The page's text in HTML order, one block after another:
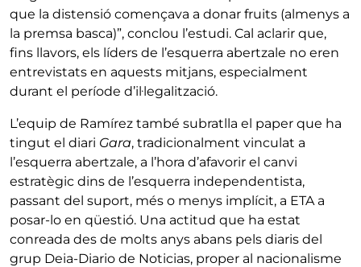
que la distensió començava a donar fruits (almenys a
la premsa basca)”, conclou l’estudi. Cal aclarir que,
fins llavors, els líders de l’esquerra abertzale no eren
entrevistats en aquests mitjans, especialment
durant el període d’il·legalització.
L’equip de Ramírez també subratlla el paper que ha
tingut el diari Gara, tradicionalment vinculat a
l’esquerra abertzale, a l’hora d’afavorir el canvi
estratègic dins de l’esquerra independentista,
passant del suport, més o menys implícit, a ETA a
posar-lo en qüestió. Una actitud que ha estat
conreada des de molts anys abans pels diaris del
grup Deia-Diario de Noticias, proper al nacionalisme